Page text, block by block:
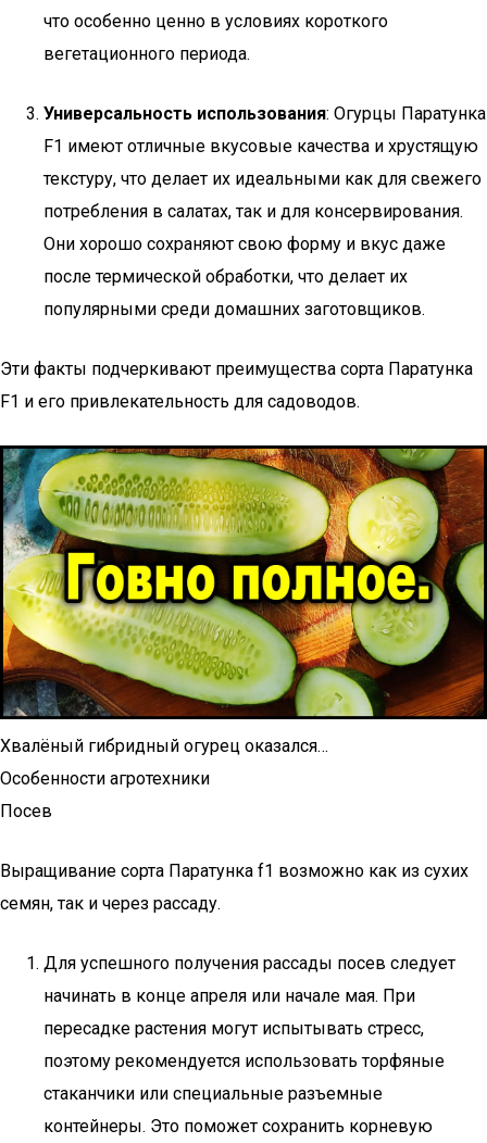
что особенно ценно в условиях короткого
вегетационного периода.
Универсальность использования: Огурцы Паратунка
F1 имеют отличные вкусовые качества и хрустящую
текстуру, что делает их идеальными как для свежего
потребления в салатах, так и для консервирования.
Они хорошо сохраняют свою форму и вкус даже
после термической обработки, что делает их
популярными среди домашних заготовщиков.
Эти факты подчеркивают преимущества сорта Паратунка
F1 и его привлекательность для садоводов.
Хвалёный гибридный огурец оказался…
Особенности агротехники
Посев
Выращивание сорта Паратунка f1 возможно как из сухих
семян, так и через рассаду.
Для успешного получения рассады посев следует
начинать в конце апреля или начале мая. При
пересадке растения могут испытывать стресс,
поэтому рекомендуется использовать торфяные
стаканчики или специальные разъемные
контейнеры. Это поможет сохранить корневую